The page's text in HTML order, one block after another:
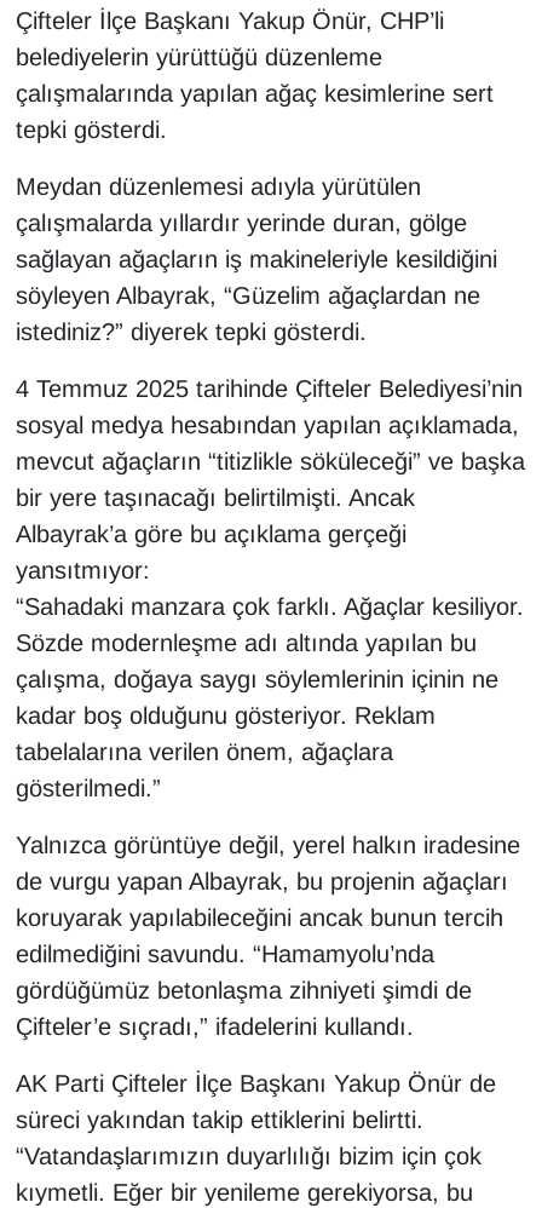
Çifteler İlçe Başkanı Yakup Önür, CHP’li
belediyelerin yürüttüğü düzenleme
çalışmalarında yapılan ağaç kesimlerine sert
tepki gösterdi.
Meydan düzenlemesi adıyla yürütülen
çalışmalarda yıllardır yerinde duran, gölge
sağlayan ağaçların iş makineleriyle kesildiğini
söyleyen Albayrak, “Güzelim ağaçlardan ne
istediniz?” diyerek tepki gösterdi.
4 Temmuz 2025 tarihinde Çifteler Belediyesi’nin
sosyal medya hesabından yapılan açıklamada,
mevcut ağaçların “titizlikle söküleceği” ve başka
bir yere taşınacağı belirtilmişti. Ancak
Albayrak’a göre bu açıklama gerçeği
yansıtmıyor:
“Sahadaki manzara çok farklı. Ağaçlar kesiliyor.
Sözde modernleşme adı altında yapılan bu
çalışma, doğaya saygı söylemlerinin içinin ne
kadar boş olduğunu gösteriyor. Reklam
tabelalarına verilen önem, ağaçlara
gösterilmedi.”
Yalnızca görüntüye değil, yerel halkın iradesine
de vurgu yapan Albayrak, bu projenin ağaçları
koruyarak yapılabileceğini ancak bunun tercih
edilmediğini savundu. “Hamamyolu’nda
gördüğümüz betonlaşma zihniyeti şimdi de
Çifteler’e sıçradı,” ifadelerini kullandı.
AK Parti Çifteler İlçe Başkanı Yakup Önür de
süreci yakından takip ettiklerini belirtti.
“Vatandaşlarımızın duyarlılığı bizim için çok
kıymetli. Eğer bir yenileme gerekiyorsa, bu